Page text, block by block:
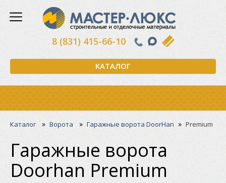
КАТАЛОГ
8 (831) 415-66-10
Каталог» Ворота » Гаражные ворота DoorHan » Premium
Гаражные ворота
Doorhan Premium